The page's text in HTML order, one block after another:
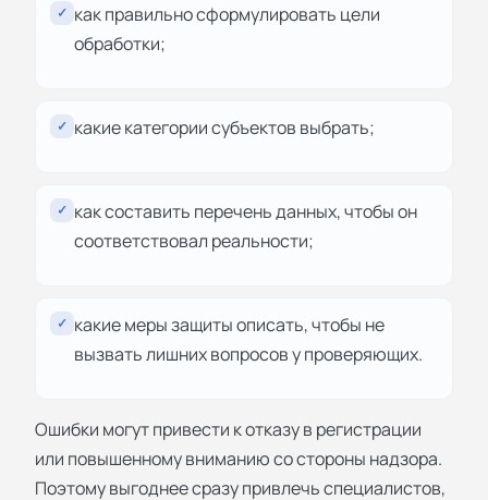
✓ как правильно сформулировать цели
обработки;
✓ какие категории субъектов выбрать;
✓ как составить перечень данных, чтобы он
соответствовал реальности;
✓ какие меры защиты описать, чтобы не
вызвать лишних вопросов у проверяющих.
Ошибки могут привести к отказу в регистрации
или повышенному вниманию со стороны надзора.
Поэтому выгоднее сразу привлечь специалистов,